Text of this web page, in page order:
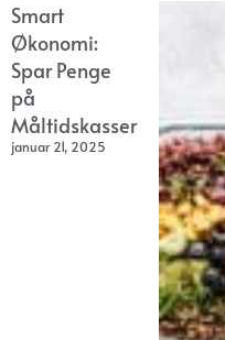
Smart
Økonomi:
Spar Penge
på
Måltidskasser
januar 21, 2025